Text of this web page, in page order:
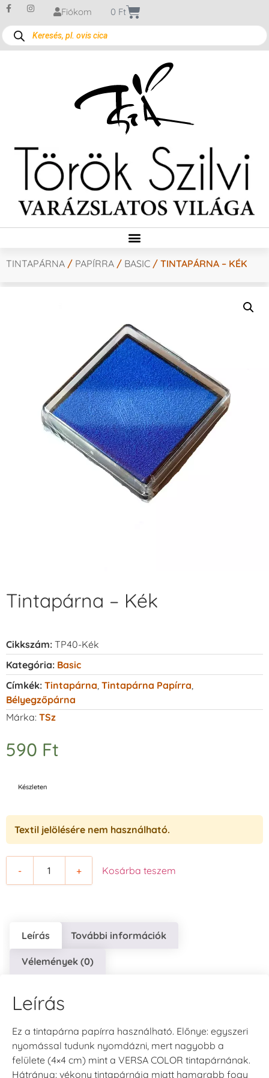
Fiókom 0 Ft
TINTAPÁRNA / PAPÍRRA / BASIC / TINTAPÁRNA – KÉK
Tintapárna – Kék
Cikkszám: TP40-Kék
Kategória: Basic
Címkék: Tintapárna Tintapárna Papírra
Bélyegzőpárna
Márka: TSz
590 Ft
Készleten
Textil jelölésére nem használható.
- + Kosárba teszem
Leírás További információk
Vélemények (0)
Leírás
Ez a tintapárna papírra használható. Előnye: egyszeri
nyomással tudunk nyomdázni, mert nagyobb a
felülete (4×4 cm) mint a VERSA COLOR tintapárnának.
Hátránya: vékony tintapárnája miatt hamarabb fogy